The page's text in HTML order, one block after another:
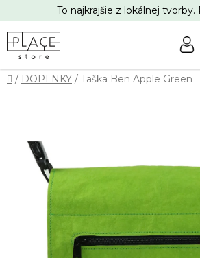
na
obsah
To najkrajšie z lokálnej tvorby.
Domov
/ DOPLNKY / Taška Ben Apple Green